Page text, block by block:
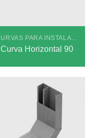
CURVAS PARA INSTALAÇÕES APARENTES STANDARD
Curva Horizontal 90